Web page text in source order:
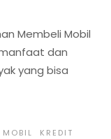
Membeli Mobil
dan
yang bisa
MOBIL KREDIT